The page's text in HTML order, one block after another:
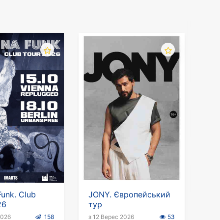
городах страны. Купить билеты на
на сайте kontramarka.de. Здесь вы
в продаже и их стоимость. В отличие
на любое мероприятие по цене
Club
158
JONY. Європейський
тур
з 12 Верес 2026 53